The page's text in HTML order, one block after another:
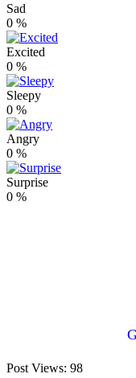
Sad
0 %
Excited
0 %
Sleepy
0 %
Angry
0 %
Surprise
0 %
Post Views: 98